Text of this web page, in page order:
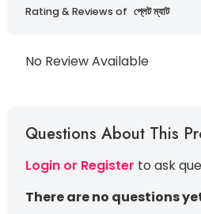
Rating & Reviews of প্লেট ম্যাট
No Review Available
Questions About This
Login or Register to ask
There are no questions